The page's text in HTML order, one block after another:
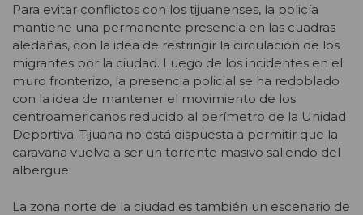
Para evitar conflictos con los tijuanenses, la policía
mantiene una permanente presencia en las cuadras
aledañas, con la idea de restringir la circulación de los
migrantes por la ciudad. Luego de los incidentes en el
muro fronterizo, la presencia policial se ha redoblado
con la idea de mantener el movimiento de los
centroamericanos reducido al perímetro de la Unidad
Deportiva. Tijuana no está dispuesta a permitir que la
caravana vuelva a ser un torrente masivo saliendo del
albergue.
La zona norte de la ciudad es también un escenario de